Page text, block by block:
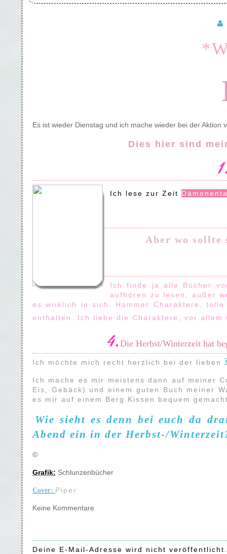
Es ist wieder Dienstag und ich mache wieder bei der Aktion
Dies hier sind
1.
Ich lese zur Zeit
Aber wo sollte
Ich finde ja alle Bücher
aufhören zu lesen, außer
es wirklich in sich. Hammer Charaktere,
enthalten. Ich liebe die Charaktere, vor allem
4.Die Herbst/Winterzeit hat
Ich möchte mich recht herzlich bei der lieben
Ich mache es mir meistens dann auf meiner
Eis, Gebäck) und einem guten Buch meiner
es mir auf einem Berg Kissen bequem
Wie sieht es denn bei euch da
Abend ein in der Herbst-/
©
Grafik: Schlunzenbücher
Cover: Piper
Keine Kommentare
Deine E-Mail-Adresse wird nicht veröffentlicht.